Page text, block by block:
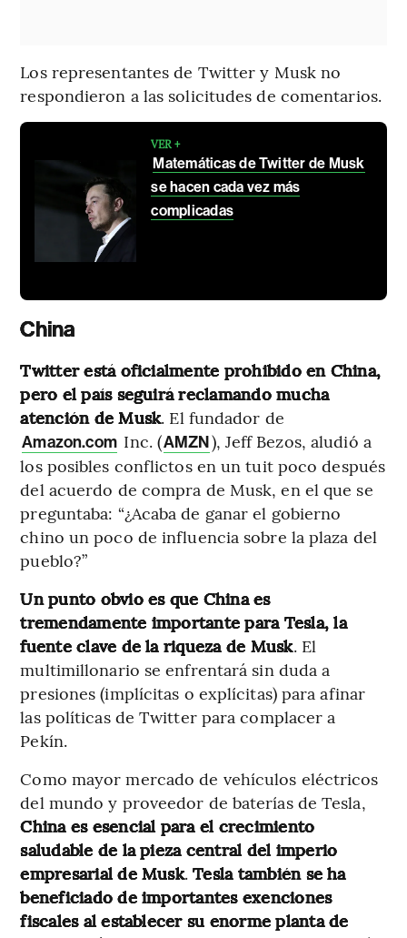
Los representantes de Twitter y Musk no
respondieron a las solicitudes de comentarios.
VER +
Matemáticas de Twitter de Musk
se hacen cada vez más
complicadas
China
Twitter está oficialmente prohibido en China,
pero el país seguirá reclamando mucha
atención de Musk. El fundador de
Amazon.com Inc. (AMZN), Jeff Bezos, aludió a
los posibles conflictos en un tuit poco después
del acuerdo de compra de Musk, en el que se
preguntaba: “¿Acaba de ganar el gobierno
chino un poco de influencia sobre la plaza del
pueblo?”
Un punto obvio es que China es
tremendamente importante para Tesla, la
fuente clave de la riqueza de Musk. El
multimillonario se enfrentará sin duda a
presiones (implícitas o explícitas) para afinar
las políticas de Twitter para complacer a
Pekín.
Como mayor mercado de vehículos eléctricos
del mundo y proveedor de baterías de Tesla,
China es esencial para el crecimiento
saludable de la pieza central del imperio
empresarial de Musk.Tesla también se ha
beneficiado de importantes exenciones
fiscales al establecer su enorme planta de